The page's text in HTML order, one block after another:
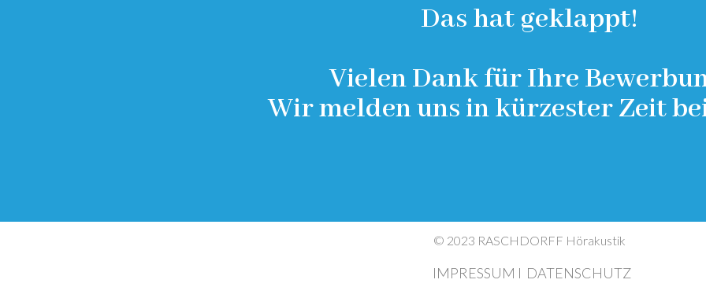
Das hat geklappt!
Vielen Dank für Ihre
Wir melden uns in kürzester Zeit
© 2023 RASCHDORFF Hörakustik
IMPRESSUM I DATENSCHUTZ